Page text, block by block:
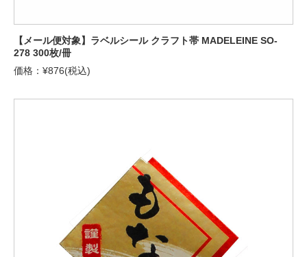
【メール便対象】ラベルシール クラフト帯 MADELEINE SO-
278 300枚/冊
価格：¥876(税込)